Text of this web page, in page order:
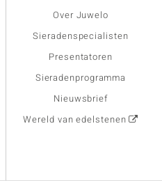
Over Juwelo
Sieradenspecialisten
Presentatoren
Sieradenprogramma
Nieuwsbrief
Wereld van edelstenen